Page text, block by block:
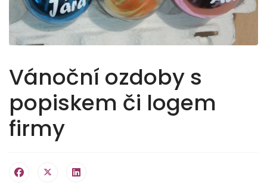
Vánoční ozdoby s
popiskem či logem
firmy